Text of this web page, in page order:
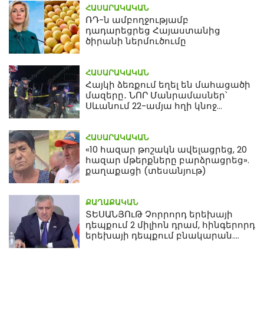
ՀԱՍԱՐԱԿԱԿԱՆ
ՌԴ-ն ամբողջությամբ
դադարեցրեց Հայաստանից
ծիրանի ներմուծումը
ՀԱՍԱՐԱԿԱԿԱՆ
Հայկի ձեռքում եղել են մահացածի
մազերը․ ՆՈՐ Մանրամասներ՝
Սևանում 22-ամյա հղի կնոջ
ՀԱՍԱՐԱԿԱԿԱՆ
«10 հազար թոշակն ավելացրեց, 20
հազար մթերքները բարձրացրեց».
քաղաքացի (տեսանյութ)
ՔԱՂԱՔԱԿԱՆ
ՏԵՍԱՆՅՈւԹ Չորրորդ երեխայի
դեպքում 2 միլիոն դրամ, հինգերորդ
երեխայի դեպքում բնակարան.